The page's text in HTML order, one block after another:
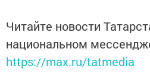
Читайте новости
национальном
https://max.ru/tatmedia